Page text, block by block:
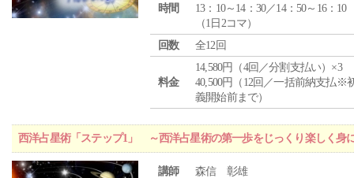
時間
13：10～14：30／14：50～16：10
（1日2コマ）
回数
全12回
料金
14,580円（4回／分割支払い）×3
40,500円（12回／一括前納支払※
義開始前まで）
西洋占星術「ステップ1」 ～西洋占星術の第一歩をじっくり楽しく身
講師 森信 彰雄